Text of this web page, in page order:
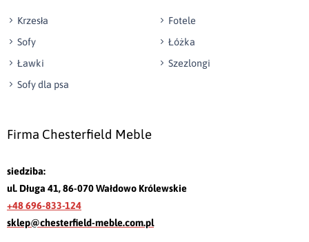
Krzesła
Fotele
Sofy
Łóżka
Ławki
Szezlongi
Sofy dla psa
Firma Chesterfield Meble
siedziba:
ul. Długa 41, 86-070 Wałdowo Królewskie
+48 696-833-124
sklep@chesterfield-meble.com.pl